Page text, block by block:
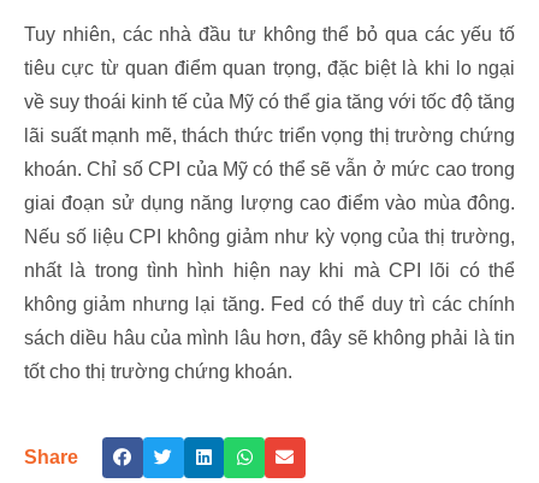
Tuy nhiên, các nhà đầu tư không thể bỏ qua các yếu tố
tiêu cực từ quan điểm quan trọng, đặc biệt là khi lo ngại
về suy thoái kinh tế của Mỹ có thể gia tăng với tốc độ tăng
lãi suất mạnh mẽ, thách thức triển vọng thị trường chứng
khoán. Chỉ số CPI của Mỹ có thể sẽ vẫn ở mức cao trong
giai đoạn sử dụng năng lượng cao điểm vào mùa đông.
Nếu số liệu CPI không giảm như kỳ vọng của thị trường,
nhất là trong tình hình hiện nay khi mà CPI lõi có thể
không giảm nhưng lại tăng. Fed có thể duy trì các chính
sách diều hâu của mình lâu hơn, đây sẽ không phải là tin
tốt cho thị trường chứng khoán.
Share